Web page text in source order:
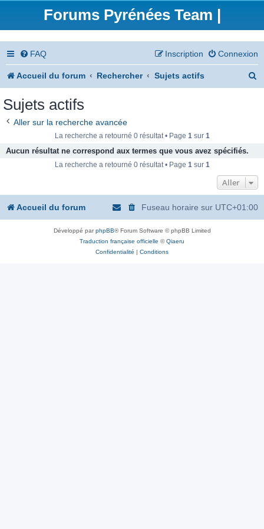
Forums Pyrénées Team |
FAQ Connexion
Inscription
Accueil du forum Rechercher Sujets actifs
e
Sujets actifs
Aller sur la recherche avancée
La recherche a retourné 0 résultat • Page 1sur 1
Aucun résultat ne correspond aux termes que vous avez spécifiés.
La recherche a retourné 0 résultat • Page 1sur 1
Aller
Accueil du forum Fuseau horaire sur UTC+01:00
Développé parphpBB® Forum Software © phpBB Limited
Traduction française officielle ©Qiaeru
Confidentialité | Conditions